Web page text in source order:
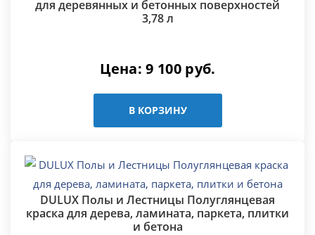
для деревянных и бетонных поверхностей
3,78 л
Цена:9 100руб.
В КОРЗИНУ
DULUX Полы и Лестницы Полуглянцевая
краска для дерева, ламината, паркета, плитки
и бетона